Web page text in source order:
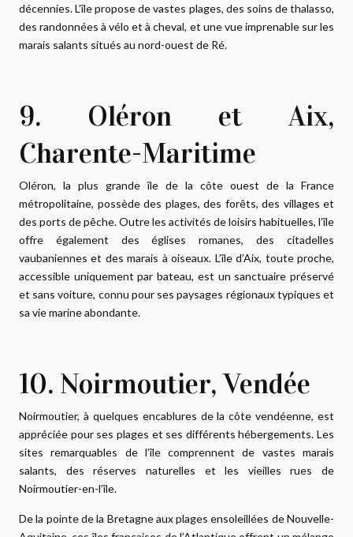
décennies. L’île propose de vastes plages, des soins de thalasso,
des randonnées à vélo et à cheval, et une vue imprenable sur les
marais salants situés au nord-ouest de Ré.
9. Oléron et Aix,
Charente-Maritime
Oléron, la plus grande île de la côte ouest de la France
métropolitaine, possède des plages, des forêts, des villages et
des ports de pêche. Outre les activités de loisirs habituelles, l’île
offre également des églises romanes, des citadelles
vaubaniennes et des marais à oiseaux. L’île d’Aix, toute proche,
accessible uniquement par bateau, est un sanctuaire préservé
et sans voiture, connu pour ses paysages régionaux typiques et
sa vie marine abondante.
10. Noirmoutier, Vendée
Noirmoutier, à quelques encablures de la côte vendéenne, est
appréciée pour ses plages et ses différents hébergements. Les
sites remarquables de l’île comprennent de vastes marais
salants, des réserves naturelles et les vieilles rues de
Noirmoutier-en-l’île.
De la pointe de la Bretagne aux plages ensoleillées de Nouvelle-